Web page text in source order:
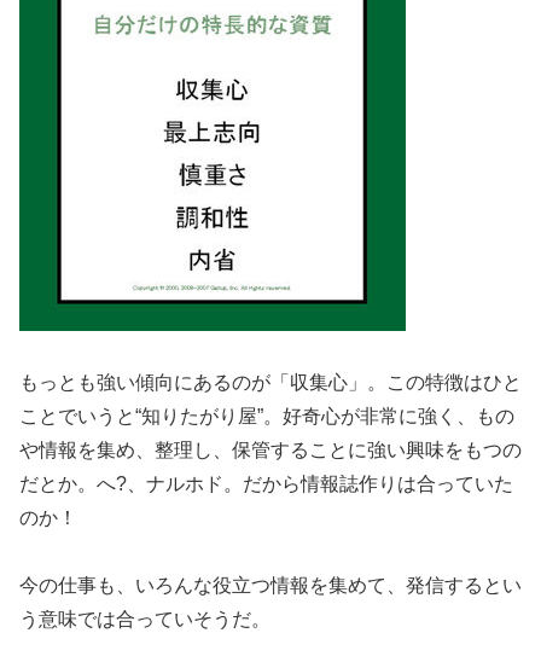
もっとも強い傾向にあるのが「収集心」。この特徴はひと
ことでいうと“知りたがり屋”。好奇心が非常に強く、もの
や情報を集め、整理し、保管することに強い興味をもつの
だとか。へ?、ナルホド。だから情報誌作りは合っていた
のか！
今の仕事も、いろんな役立つ情報を集めて、発信するとい
う意味では合っていそうだ。